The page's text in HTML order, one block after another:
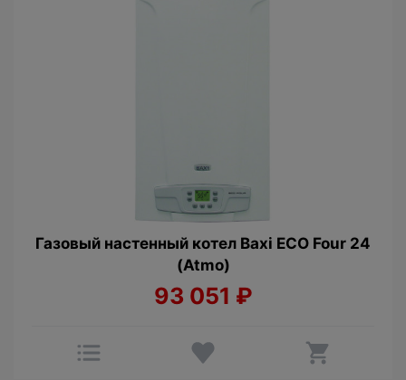
Газовый настенный котел Baxi ECO Four 24
(Atmo)
93 051 ₽